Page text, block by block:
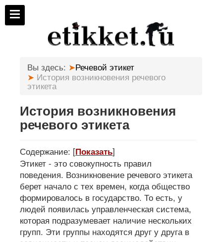
Вы здесь:
Речевой этикет
История возникновения речевого
этикета
История возникновения
речевого этикета
Содержание: [Показать]
Этикет - это совокупность правил
поведения. Возникновение речевого этикета
берет начало с тех времен, когда общество
формировалось в государство. То есть, у
людей появилась управленческая система,
которая подразумевает наличие нескольких
групп. Эти группы находятся друг у друга в